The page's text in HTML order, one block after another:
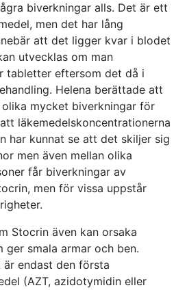
biverkningar alls. Det är ett
men det har lång
att det ligger kvar i blodet
utvecklas om man
tabletter eftersom det då i
Helena berättade att
mycket biverkningar för
läkemedelskoncentrationerna
har kunnat se att det skiljer sig
men även mellan olika
får biverkningar av
men för vissa uppstår
Stocrin även kan orsaka
smala armar och ben.
är endast den första
(AZT, azidotymidin eller